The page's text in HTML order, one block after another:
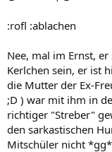
:rofl :ablachen
Nee, mal im Ernst,
Kerlchen sein, er ist
die Mutter der Ex-
;D ) war mit ihm in
richtiger "Streber"
den sarkastischen
Mitschüler nicht